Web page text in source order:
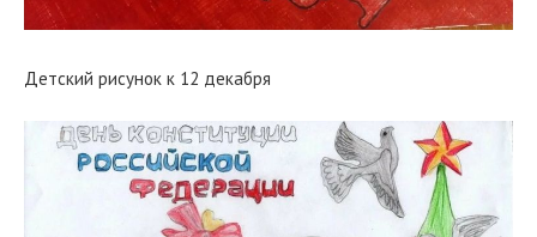
Детский рисунок к 12 декабря